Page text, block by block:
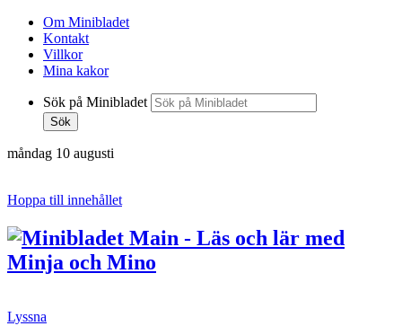
Om Minibladet
Kontakt
Villkor
Mina kakor
Sök på Minibladet
Sök
måndag 10 augusti
Hoppa till innehållet
Lyssna